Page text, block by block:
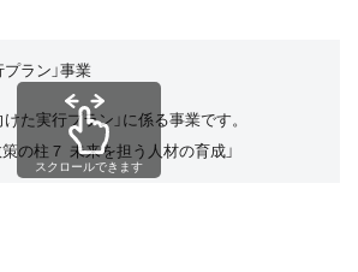
ラン」事業
た実行プラン」に係る事業です。
の柱７ 未来を担う人材の育成」
スクロールできます